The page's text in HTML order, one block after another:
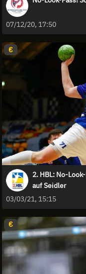
07/12/20, 17:50
€
2. HBL: No-
auf Seidler
03/03/21, 15:15
€